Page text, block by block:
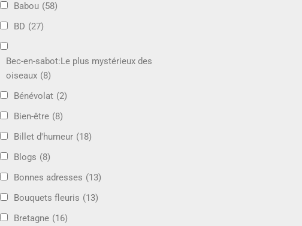
Babou (58)
BD (27)
Bec-en-sabot:Le plus mystérieux des
oiseaux (8)
Bénévolat (2)
Bien-être (8)
Billet d'humeur (18)
Blogs (8)
Bonnes adresses (13)
Bouquets fleuris (13)
Bretagne (16)